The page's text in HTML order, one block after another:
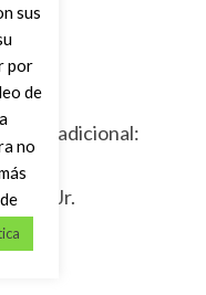
tradicional:
Clark Jr.
sus
por
de
no